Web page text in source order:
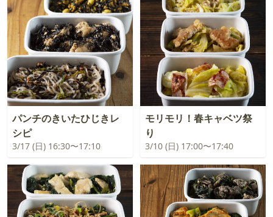
パンチのきいたひじきレ
シピ
3/17 (日) 16:30〜17:10
モリモリ！春キャベツ祭
り
3/10 (日) 17:00〜17:40